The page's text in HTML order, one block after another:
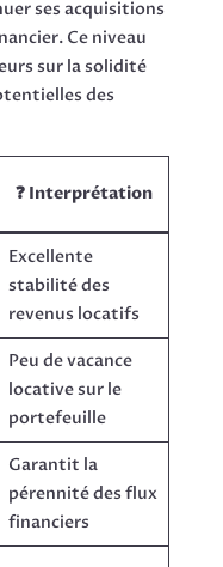
ses acquisitions
Ce niveau
sur la solidité
des
❓ Interprétation
Excellente
stabilité des
revenus locatifs
Peu de vacance
locative sur le
portefeuille
Garantit la
pérennité des flux
financiers